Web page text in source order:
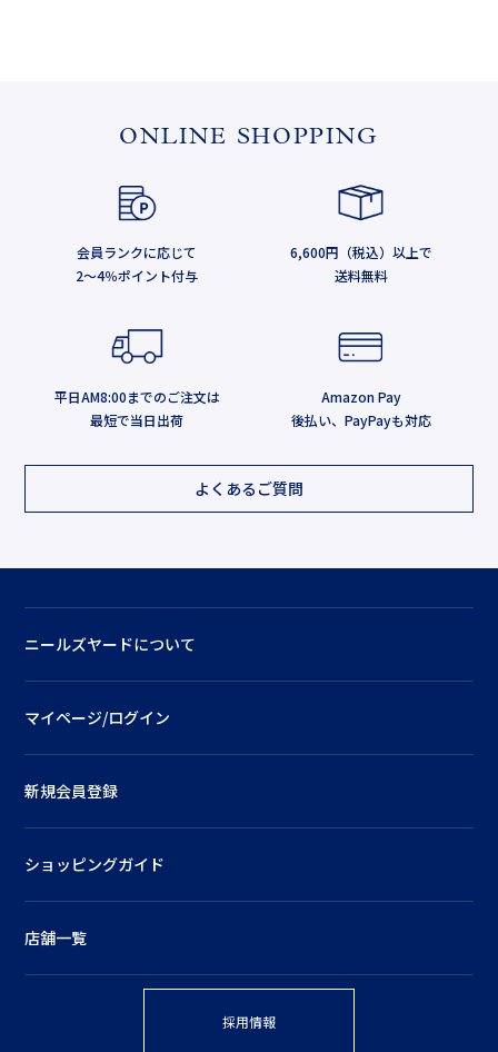
ONLINE SHOPPING
会員ランクに応じて
2～4％ポイント付与
6,600円（税込）以上で
送料無料
平日AM8:00までのご注文は
最短で当日出荷
Amazon Pay
後払い、PayPayも対応
よくあるご質問
ニールズヤードについて
マイページ/ログイン
新規会員登録
ショッピングガイド
店舗一覧
採用情報